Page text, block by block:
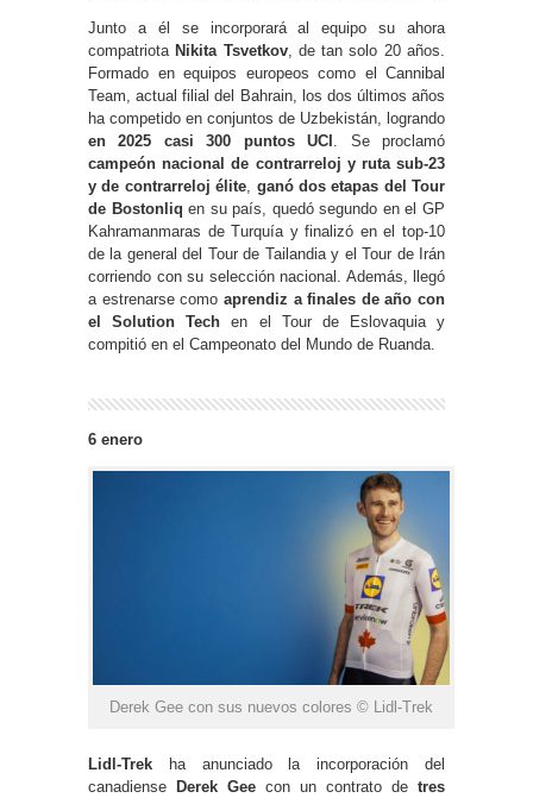
Junto a él se incorporará al equipo su ahora
compatriota Nikita Tsvetkov, de tan solo 20 años.
Formado en equipos europeos como el Cannibal
Team, actual filial del Bahrain, los dos últimos años
ha competido en conjuntos de Uzbekistán, logrando
en 2025 casi 300 puntos UCI
. Se proclamó
campeón nacional de contrarreloj y ruta sub-23
y de contrarreloj élite ganó dos etapas del Tour
de Bostonliq en su país, quedó segundo en el GP
Kahramanmaras de Turquía y finalizó en el top-10
de la general del Tour de Tailandia y el Tour de Irán
corriendo con su selección nacional. Además, llegó
a estrenarse como aprendiz a finales de año con
el Solution Tech en el Tour de Eslovaquia y
compitió en el Campeonato del Mundo de Ruanda.
6 enero
Derek Gee con sus nuevos colores © Lidl-Trek
Lidl-Trek ha anunciado la incorporación del
canadiense
Derek Gee con un contrato de tres